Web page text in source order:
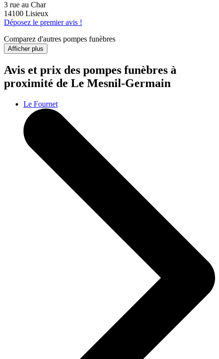
3 rue au Char
14100 Lisieux
Déposez le premier avis !
Comparez d'autres pompes funèbres
Afficher plus
Avis et prix des pompes funèbres à
proximité de Le Mesnil-Germain
Le Fournet